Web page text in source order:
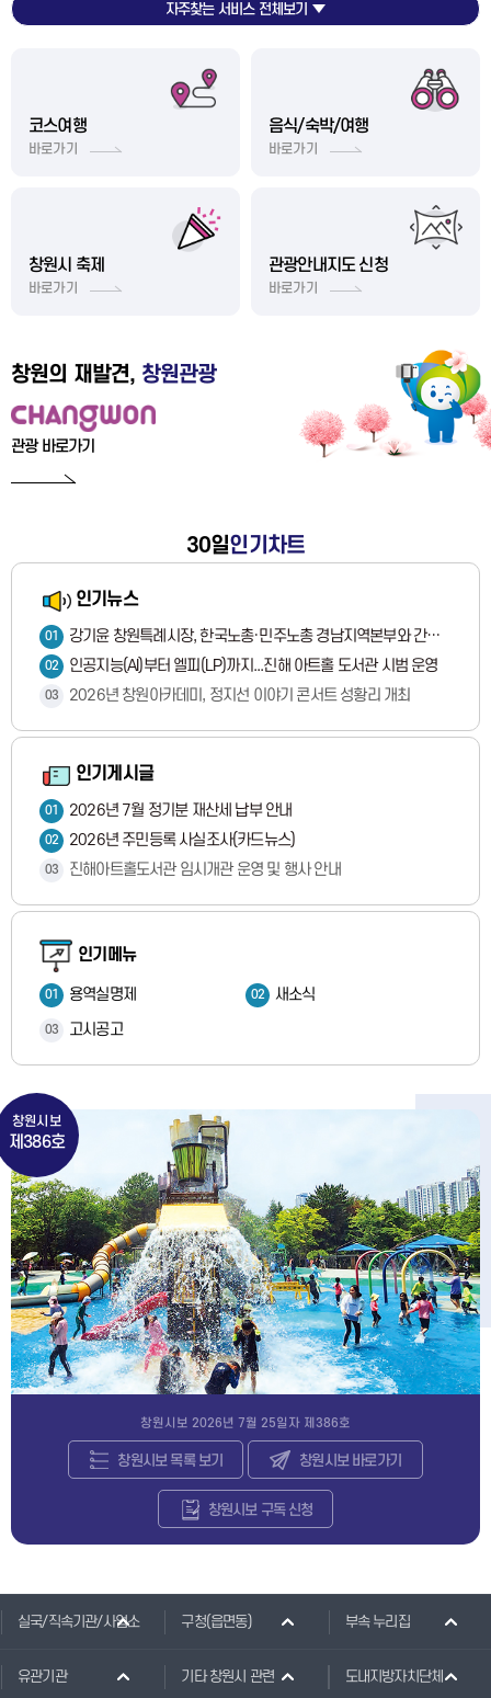
각종 알림문자 신청
쓰레기배출요령
임신·출산·육아
자주찾는 서비스 전체보기
코스여행
바로가기
음식/숙박/여행
바로가기
창원시 축제
바로가기
관광안내지도 신청
바로가기
창원의 재발견, 창원관광
관광 바로가기
30일인기차트
인기뉴스
01 강기윤 창원특례시장, 한국노총·민주노총 경남지역본부와 간담회
02 인공지능(AI)부터 엘피(LP)까지...진해 아트홀 도서관 시범 운영
03 2026년 창원아카데미, 정지선 이야기 콘서트 성황리 개최
인기게시글
01 2026년 7월 정기분 재산세 납부 안내
02 2026년 주민등록 사실조사(카드뉴스)
03 진해아트홀도서관 임시개관 운영 및 행사 안내
인기메뉴
01 용역실명제 02 새소식
03 고시공고
창원시보
제386호
창원시보 2026년 7월 25일자 제386호
창원시보 목록 보기 창원시보 바로가기
창원시보 구독 신청
실국/직속기관/사업소 구청(읍면동) 부속 누리집
유관기관 기타 창원시 관련 도내지방자치단체